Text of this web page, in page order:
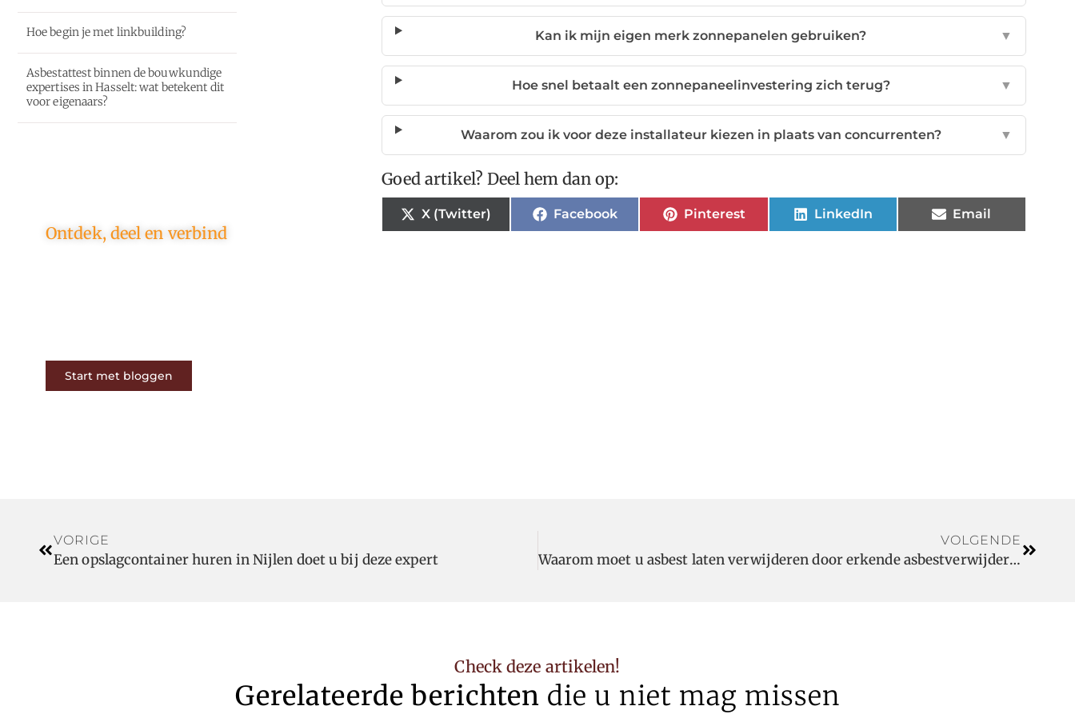
Hoe begin je met linkbuilding?
Asbestattest binnen de bouwkundige
expertises in Hasselt: wat betekent dit
voor eigenaars?
Ontdek, deel en verbind
Start met bloggen
Kan ik mijn eigen merk zonnepanelen gebruiken? ▼
Hoe snel betaalt een zonnepaneelinvestering zich terug? ▼
Waarom zou ik voor deze installateur kiezen in plaats van concurrenten? ▼
Goed artikel? Deel hem dan op:
X (Twitter) Facebook Pinterest LinkedIn Email
VORIGE
Een opslagcontainer huren in Nijlen doet u bij deze expert
VOLGENDE
Waarom moet u asbest laten verwijderen door erkende asbestverwijderaars?
Check deze artikelen!
Gerelateerde berichten die u niet mag missen